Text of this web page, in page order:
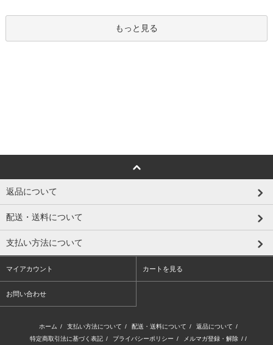
もっと見る
返品について
配送・送料について
支払い方法について
マイアカウント カートを見る
お問い合わせ
ホーム / 支払い方法について / 配送・送料について / 返品について /
特定商取引法に基づく表記 / プライバシーポリシー / メルマガ登録・解除 / /